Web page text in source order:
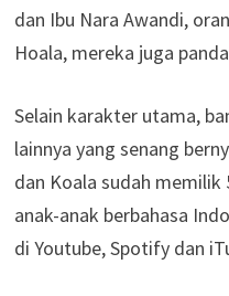
dan Ibu Nara Awandi,
Hoala, mereka juga
Selain karakter utama,
lainnya yang senang
dan Koala sudah memilik
anak-anak berbahasa
di Youtube, Spotify dan